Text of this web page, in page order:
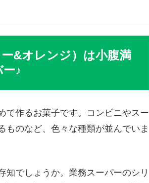
&オレンジ）は小腹満
♪
て作るお菓子です。コンビニやスー
ものなど、色々な種類が並んでいま
知でしょうか。業務スーパーのシリ